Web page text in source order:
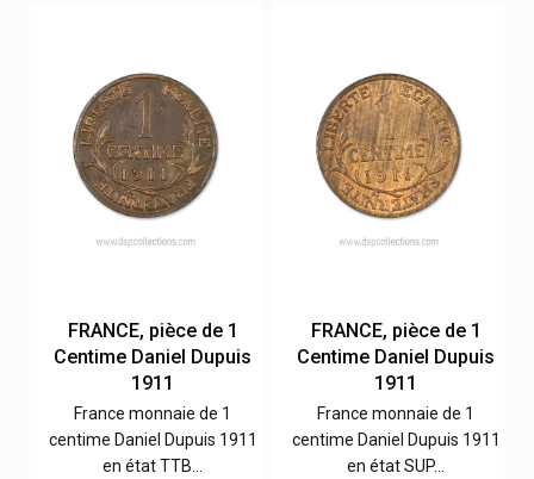
FRANCE, pièce de 1
Centime Daniel Dupuis
1911
France monnaie de 1
centime Daniel Dupuis 1911
en état TTB…
FRANCE, pièce de 1
Centime Daniel Dupuis
1911
France monnaie de 1
centime Daniel Dupuis 1911
en état SUP…